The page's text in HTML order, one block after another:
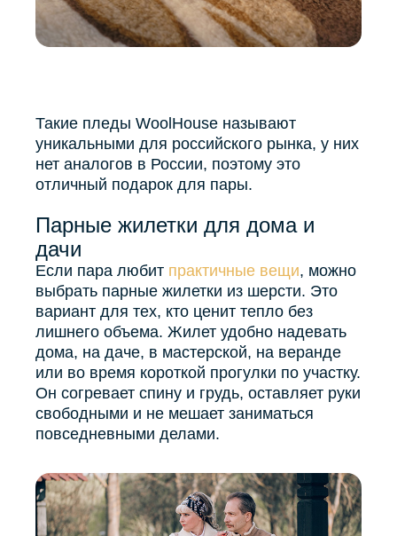
Такие пледы WoolHouse называют
уникальными для российского рынка, у них
нет аналогов в России, поэтому это
отличный подарок для пары.
Парные жилетки для дома и
дачи
Если пара любит практичные вещи, можно
выбрать парные жилетки из шерсти. Это
вариант для тех, кто ценит тепло без
лишнего объема. Жилет удобно надевать
дома, на даче, в мастерской, на веранде
или во время короткой прогулки по участку.
Он согревает спину и грудь, оставляет руки
свободными и не мешает заниматься
повседневными делами.